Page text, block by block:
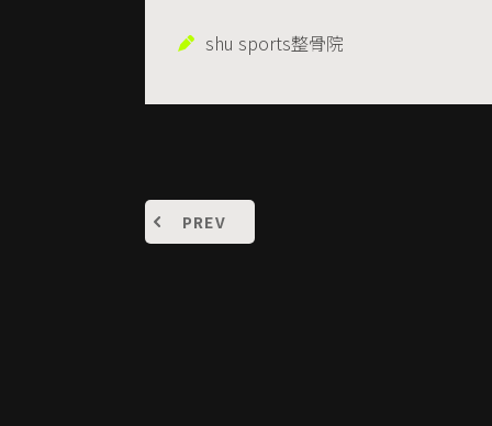
shu sports整骨院
PREV